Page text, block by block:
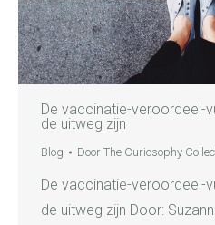
De vaccinatie-veroordeel-
de uitweg zijn
Blog Door The Curiosophy
De vaccinatie-veroordeel-
de uitweg zijn Door: